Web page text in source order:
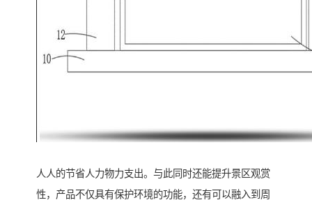
人人的节省人力物力支出。与此同时还能提升景区观赏
性，产品不仅具有保护环境的功能，还有可以融入到周